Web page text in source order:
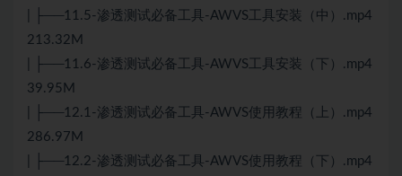
| ├──11.5-渗透测试必备工具-AWVS工具安装（中）.mp4
213.32M
| ├──11.6-渗透测试必备工具-AWVS工具安装（下）.mp4
39.95M
| ├──12.1-渗透测试必备工具-AWVS使用教程（上）.mp4
286.97M
| ├──12.2-渗透测试必备工具-AWVS使用教程（下）.mp4